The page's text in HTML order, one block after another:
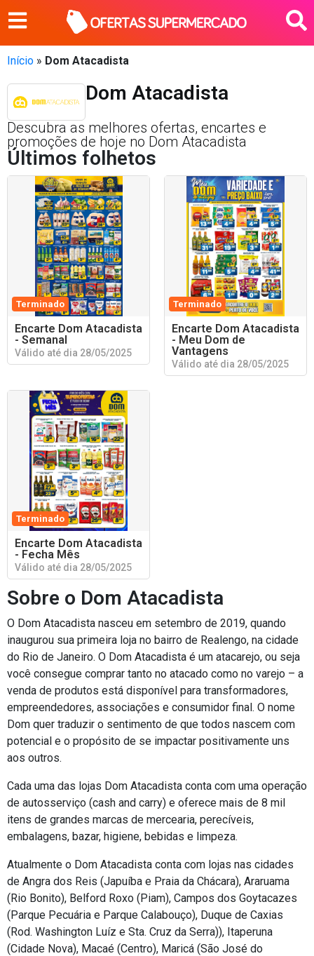
Início » Dom Atacadista
Dom Atacadista
Descubra as melhores ofertas, encartes e
promoções de hoje no Dom Atacadista
Últimos folhetos
Terminado
Encarte Dom Atacadista
- Semanal
Válido até dia 28/05/2025
Terminado
Encarte Dom Atacadista
- Meu Dom de
Vantagens
Válido até dia 28/05/2025
Terminado
Encarte Dom Atacadista
- Fecha Mês
Válido até dia 28/05/2025
Sobre o Dom Atacadista
O Dom Atacadista nasceu em setembro de 2019, quando
inaugurou sua primeira loja no bairro de Realengo, na cidade
do Rio de Janeiro. O Dom Atacadista é um atacarejo, ou seja
você consegue comprar tanto no atacado como no varejo – a
venda de produtos está disponível para transformadores,
empreendedores, associações e consumidor final. O nome
Dom quer traduzir o sentimento de que todos nascem com
potencial e o propósito de se impactar positivamente uns
aos outros.
Cada uma das lojas Dom Atacadista conta com uma operação
de autosserviço (cash and carry) e oferece mais de 8 mil
itens de grandes marcas de mercearia, perecíveis,
embalagens, bazar, higiene, bebidas e limpeza.
Atualmente o Dom Atacadista conta com lojas nas cidades
de Angra dos Reis (Japuíba e Praia da Chácara), Araruama
(Rio Bonito), Belford Roxo (Piam), Campos dos Goytacazes
(Parque Pecuária e Parque Calabouço), Duque de Caxias
(Rod. Washington Luíz e Sta. Cruz da Serra)), Itaperuna
(Cidade Nova), Macaé (Centro), Maricá (São José do